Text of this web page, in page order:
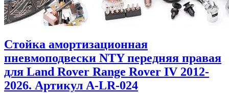
Стойка амортизационная
пневмоподвески NTY передняя правая
для Land Rover Range Rover IV 2012-
2026. Артикул A-LR-024